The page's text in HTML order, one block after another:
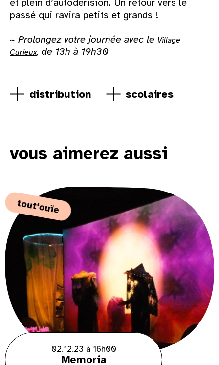
et plein d’autodérision. Un retour vers le
passé qui ravira petits et grands !
~ Prolongez votre journée avec le Village
Curieux, de 13h à 19h30
distribution scolaires
vous aimerez aussi
tout'ouïe
02.12.23 à 16h00
Memoria